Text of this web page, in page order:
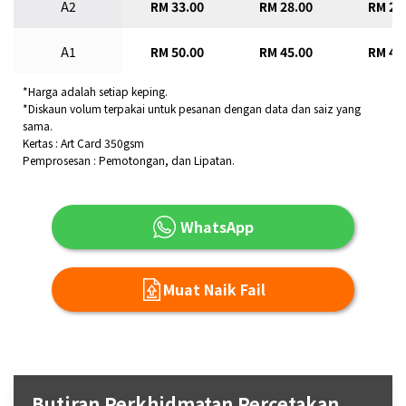
A2 RM 33.00 RM 28.00 RM
A1 RM 50.00 RM 45.00 RM
*Harga adalah setiap keping.
*Diskaun volum terpakai untuk pesanan dengan data dan saiz yang
sama.
Kertas : Art Card 350gsm
Pemprosesan : Pemotongan, dan Lipatan.
WhatsApp
Muat Naik Fail